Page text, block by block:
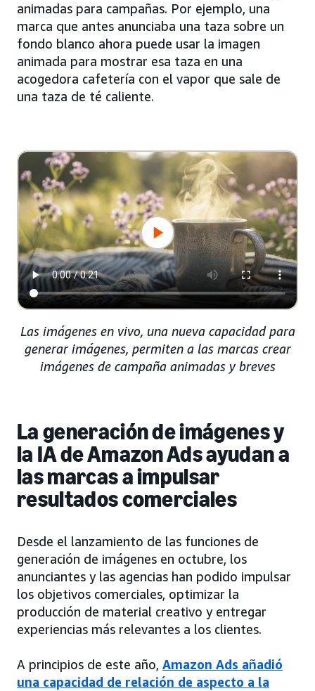
animadas para campañas. Por ejemplo, una
marca que antes anunciaba una taza sobre un
fondo blanco ahora puede usar la imagen
animada para mostrar esa taza en una
acogedora cafetería con el vapor que sale de
una taza de té caliente.
Las imágenes en vivo, una nueva capacidad para
generar imágenes, permiten a las marcas crear
imágenes de campaña animadas y breves
La generación de imágenes y
la IA de Amazon Ads ayudan a
las marcas a impulsar
resultados comerciales
Desde el lanzamiento de las funciones de
generación de imágenes en octubre, los
anunciantes y las agencias han podido impulsar
los objetivos comerciales, optimizar la
producción de material creativo y entregar
experiencias más relevantes a los clientes.
A principios de este año, Amazon Ads añadió
una capacidad de relación de aspecto a la